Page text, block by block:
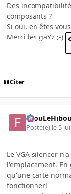
Des
composants ?
Si oui, en êtes
Merci les gaYz ;-)
Citer
FilouLeHibou
Posté(e) le 5
Le VGA silencer
l'emplacement. En
qu'une carte
fonctionner!